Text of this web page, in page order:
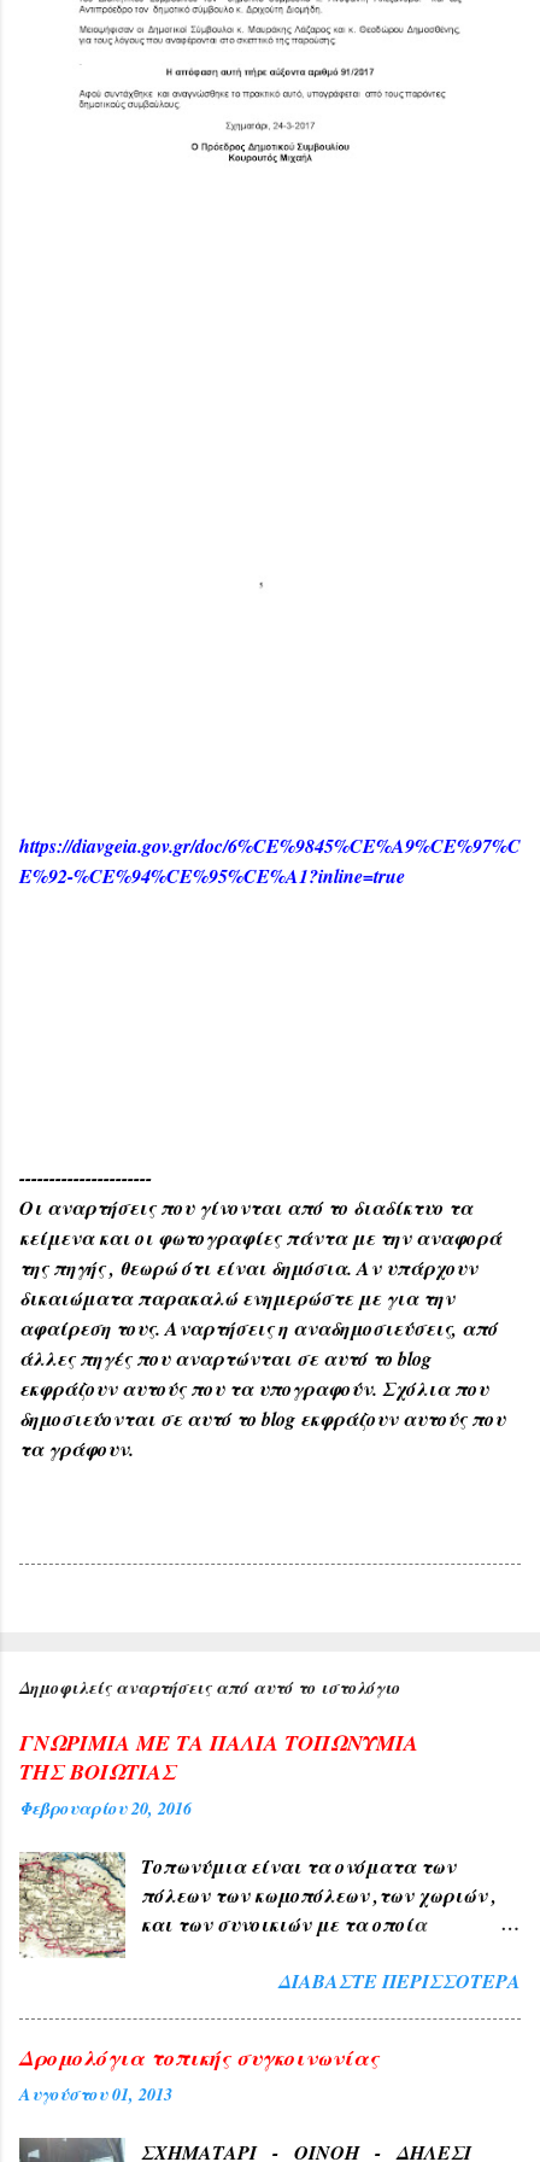
https://diavgeia.gov.gr/doc/6%CE%9845%CE%A9%CE%97%C
E%92-%CE%94%CE%95%CE%A1?inline=true
----------------------
Οι αναρτήσεις που γίνονται από το διαδίκτυο τα
κείμενα και οι φωτογραφίες πάντα με την αναφορά
της πηγής , θεωρώ ότι είναι δημόσια. Αν υπάρχουν
δικαιώματα παρακαλώ ενημερώστε με για την
αφαίρεση τους. Αναρτήσεις η αναδημοσιεύσεις, από
άλλες πηγές που αναρτώνται σε αυτό το blog
εκφράζουν αυτούς που τα υπογραφούν. Σχόλια που
δημοσιεύονται σε αυτό το blog εκφράζουν αυτούς που
τα γράφουν.
Δημοφιλείς αναρτήσεις από αυτό το ιστολόγιο
ΓΝΩΡΙΜΙΑ ΜΕ ΤΑ ΠΑΛΙΑ ΤΟΠΩΝΥΜΙΑ
ΤΗΣ ΒΟΙΩΤΙΑΣ
Φεβρουαρίου 20, 2016
Τοπωνύμια είναι τα ονόματα των
πόλεων των κωμοπόλεων ,των χωριών ,
και των συνοικιών με τα οποία
ΑΘΗΝΑ , ΠΑΤΡΑ , ΘΕΣΣΑΛΟΝΙΚΗ , ΧΙΟΣ
προήλθαν από τους αρχαίους χρόνους
όπως ( ΑΘΗΝΑ , ΣΠΑΡΤΗ , ΘΗΒΑ ,
της φύσεως και διαπλάσεως του εδάφους
ΔΙΑΒΆΣΤΕ ΠΕΡΙΣΣΌΤΕΡΑ
Δρομολόγια τοπικής συγκοινωνίας
Αυγούστου 01, 2013
ΣΧΗΜΑΤΑΡΙ - ΟΙΝΟΗ - ΔΗΛΕΣΙ